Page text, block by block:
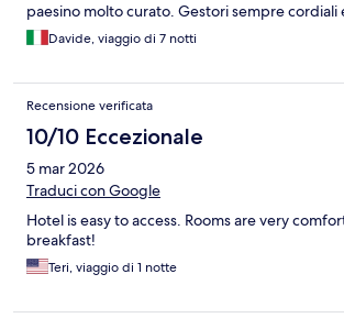
paesino molto curato. Gestori sempre cordiali
Davide, viaggio di 7 notti
Recensione verificata
10/10 Eccezionale
5 mar 2026
Traduci con Google
Hotel is easy to access. Rooms are very
breakfast!
Teri, viaggio di 1 notte